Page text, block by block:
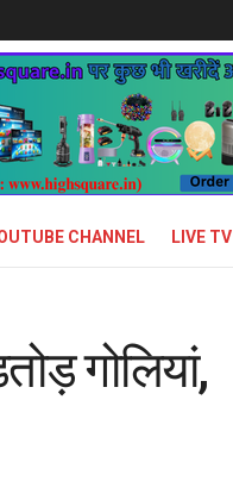
CHANNEL LIVE TV
गोलियां,